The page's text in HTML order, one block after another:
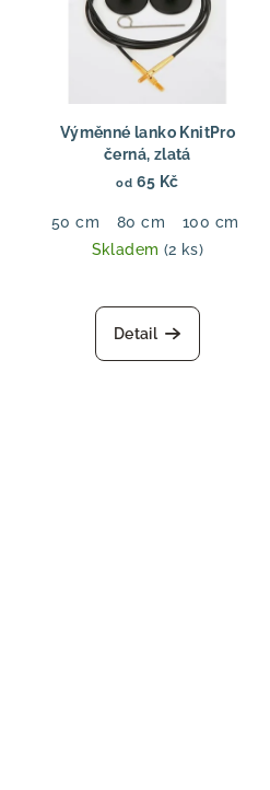
Výměnné lanko KnitPro
černá, zlatá
od 65 Kč
50 cm 80 cm 100 cm
Skladem (2 ks)
Detail